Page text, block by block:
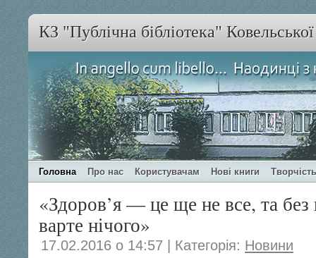
КЗ "Публічна бібліотека"
Головна Про нас Користувачам Нові книги
«Здоров’я — це ще не все, та без
варте нічого»
17.02.2016 о 14:57 | Категорія: Новини